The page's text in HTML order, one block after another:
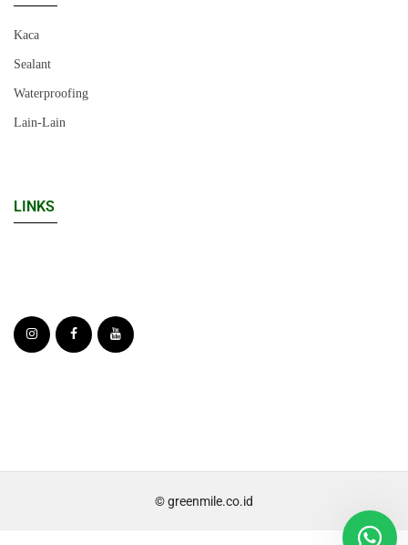
Kaca
Sealant
Waterproofing
Lain-Lain
LINKS
© greenmile.co.id